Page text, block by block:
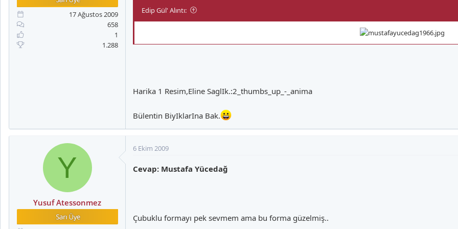
17 Ağustos 2009
658
1
1.288
Edip Gül' Alıntı:
Harika 1 Resim,Eline SaglIk.:2_thumbs_up_-_anima
Bülentin BiyIklarIna Bak.
Y
Yusuf Atessonmez
6 Ekim 2009
Cevap: Mustafa Yücedağ
Çubuklu formayı pek sevmem ama bu forma güzelmiş..